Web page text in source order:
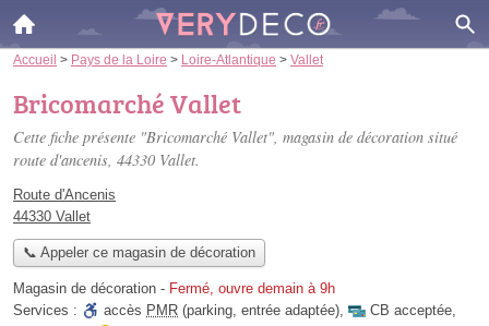
Accueil > Pays de la Loire > Loire-Atlantique > Vallet
Bricomarché Vallet
Cette fiche présente "Bricomarché Vallet", magasin de décoration situé
route d'ancenis, 44330 Vallet.
Route d'Ancenis
44330 Vallet
📞 Appeler ce magasin de décoration
Magasin de décoration - Fermé, ouvre demain à 9h
Services :
accès PMR (parking, entrée adaptée), CB acceptée,